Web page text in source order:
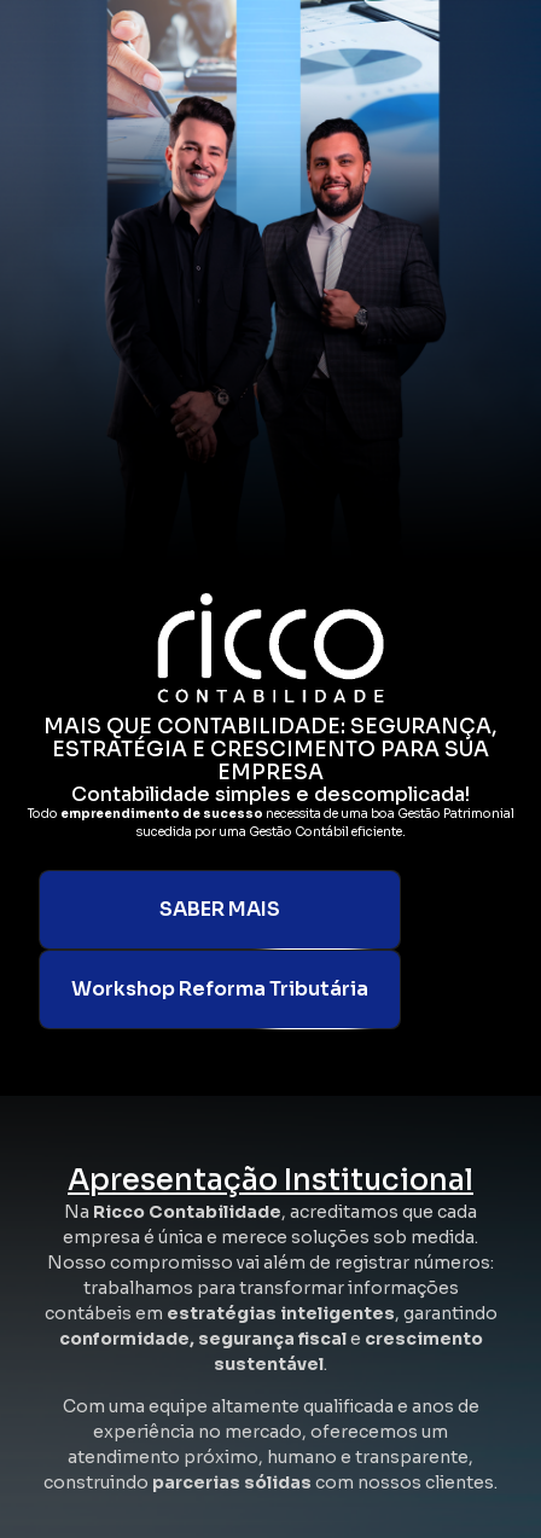
MAIS QUE CONTABILIDADE: SEGURANÇA,
ESTRATÉGIA E CRESCIMENTO PARA SUA
EMPRESA
Contabilidade simples e descomplicada!
Todo empreendimento de sucesso necessita de uma boa Gestão Patrimonial
sucedida por uma Gestão Contábil eficiente.
SABER MAIS
Workshop Reforma Tributária
Apresentação Institucional
Na Ricco Contabilidade, acreditamos que cada
empresa é única e merece soluções sob medida.
Nosso compromisso vai além de registrar números:
trabalhamos para transformar informações
contábeis em estratégias inteligentes, garantindo
conformidade, segurança fiscale crescimento
sustentável.
Com uma equipe altamente qualificada e anos de
experiência no mercado, oferecemos um
atendimento próximo, humano e transparente,
construindo parcerias sólidas com nossos clientes.